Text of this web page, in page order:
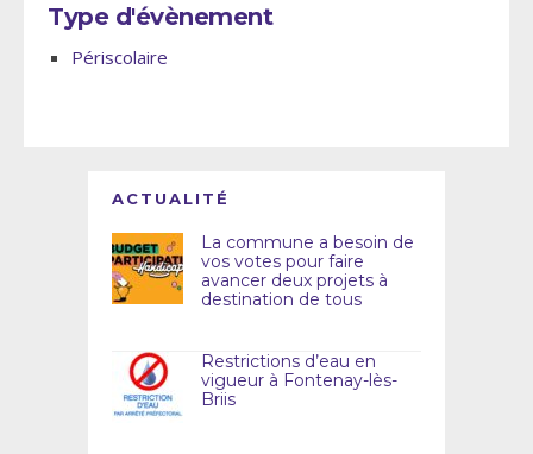
Type d'évènement
Périscolaire
ACTUALITÉ
La commune a besoin de
vos votes pour faire
avancer deux projets à
destination de tous
Restrictions d’eau en
vigueur à Fontenay-lès-
Briis